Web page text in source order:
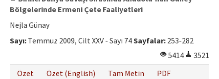
Bölgelerinde Ermeni Çete Faaliyetleri
Nejla Günay
Sayı: Temmuz 2009, Cilt XXV - Sayı 74Sayfalar: 253-282
5414
3521
Özet
Özet (English) Tam Metin
PDF